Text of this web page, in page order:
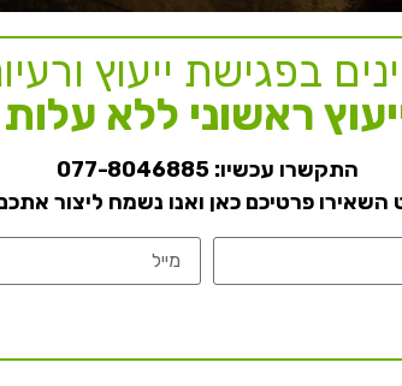
בפגישת ייעוץ
ראשוני ללא עלות
התקשרו עכשיו:077-8046885
השאירו פרטיכם כאן ואנו נשמח ליצור